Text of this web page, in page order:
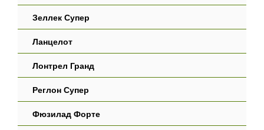
Зеллек Супер
Ланцелот
Лонтрел Гранд
Реглон Супер
Фюзилад Форте